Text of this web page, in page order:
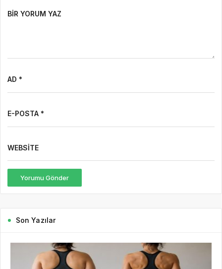
BIR YORUM YAZ
AD *
E-POSTA *
WEBSITE
Yorumu Gönder
Son Yazılar